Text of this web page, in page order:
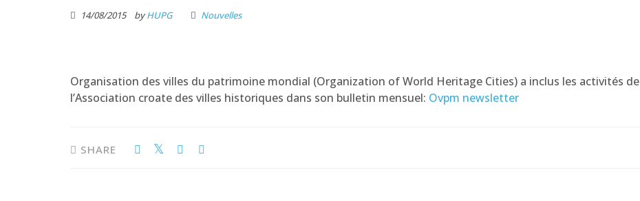
14/08/2015 byHUPG Nouvelles
Organisation des villes du patrimoine mondial (Organization of World Heritage Cities) a inclus les activités de
l’Association croate des villes historiques dans son bulletin mensuel: Ovpm newsletter
SHARE